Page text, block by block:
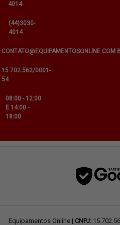
4014
(44)3030-
4014
15.702.562/0001-
54
08:00 - 12:00
E 14:00 -
18:00
Equipamentos Online | CNPJ: